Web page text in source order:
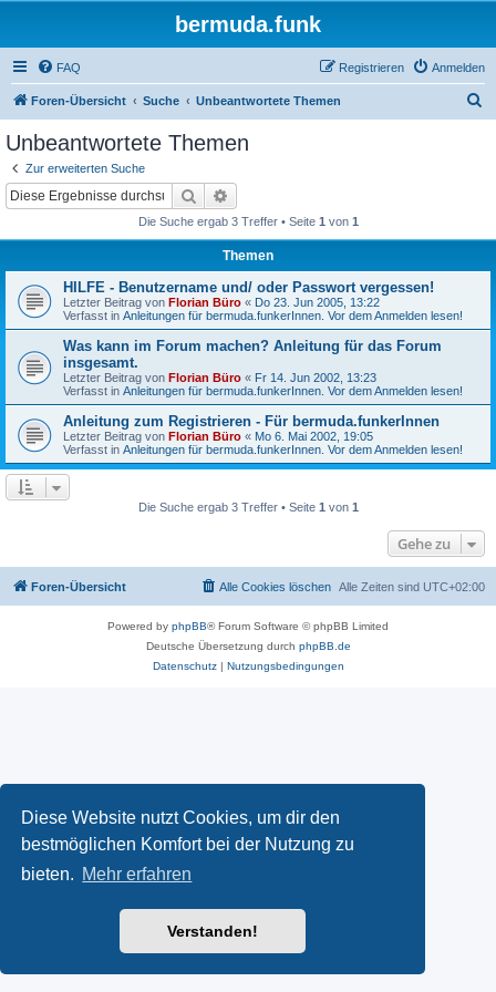
Diese Website nutzt Cookies, um dir den
bestmöglichen Komfort bei der Nutzung zu
bieten. Mehr erfahren
Verstanden!
bermuda.funk
FAQ Anmelden
Registrieren
Foren-Übersicht Suche Unbeantwortete Themen
Unbeantwortete Themen
Zur erweiterten Suche
Suche
Die Suche ergab 3 Treffer • Seite 1 von 1
Themen
HILFE - Benutzername und/ oder Passwort vergessen!
Letzter Beitrag von Florian Büro « Do 23. Jun 2005, 13:22
Verfasst in Anleitungen für bermuda.funkerInnen. Vor dem Anmelden lesen!
Was kann im Forum machen? Anleitung für das Forum
insgesamt.
Letzter Beitrag von Florian Büro « Fr 14. Jun 2002, 13:23
Verfasst in Anleitungen für bermuda.funkerInnen. Vor dem Anmelden lesen!
Anleitung zum Registrieren - Für bermuda.funkerInnen
Letzter Beitrag von Florian Büro « Mo 6. Mai 2002, 19:05
Verfasst in Anleitungen für bermuda.funkerInnen. Vor dem Anmelden lesen!
Die Suche ergab 3 Treffer • Seite 1 von 1
Gehe zu
Foren-Übersicht Alle Zeiten sind UTC+02:00
Alle Cookies löschen
Powered by phpBB® Forum Software © phpBB Limited
Deutsche Übersetzung durch phpBB.de
Datenschutz| Nutzungsbedingungen